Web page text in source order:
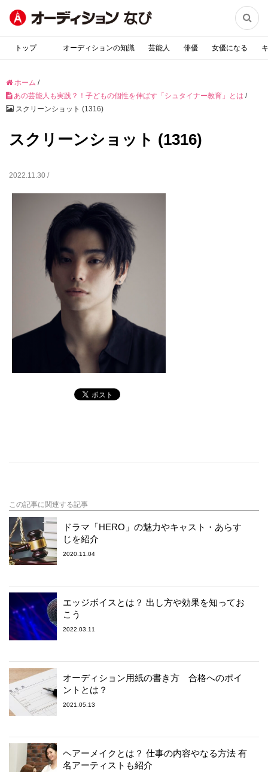

トップ オーディションの知識 芸能人 俳優 女優になる
ホーム /
あの芸能人も実践？！子どもの個性を伸ばす「シュタイナー教育」とは /
スクリーンショット (1316)
スクリーンショット (1316)
2022.11.30 /
この記事に関連する記事
ドラマ「HERO」の魅力やキャスト・あらす
じを紹介
2020.11.04
エッジボイスとは？ 出し方や効果を知ってお
こう
2022.03.11
オーディション用紙の書き方 合格へのポイ
ントとは？
2021.05.13
ヘアーメイクとは？ 仕事の内容やなる方法 有
名アーティストも紹介